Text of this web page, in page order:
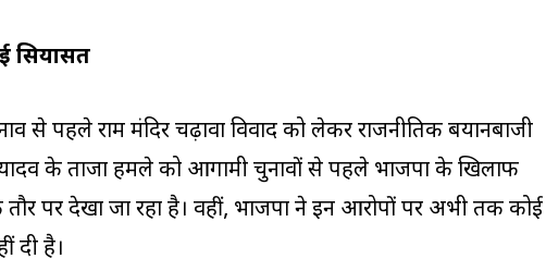
सियासत
से पहले राम मंदिर चढ़ावा विवाद को लेकर राजनीतिक बयानबाजी
के ताजा हमले को आगामी चुनावों से पहले भाजपा के खिलाफ
पर देखा जा रहा है। वहीं, भाजपा ने इन आरोपों पर अभी तक कोई
दी है।